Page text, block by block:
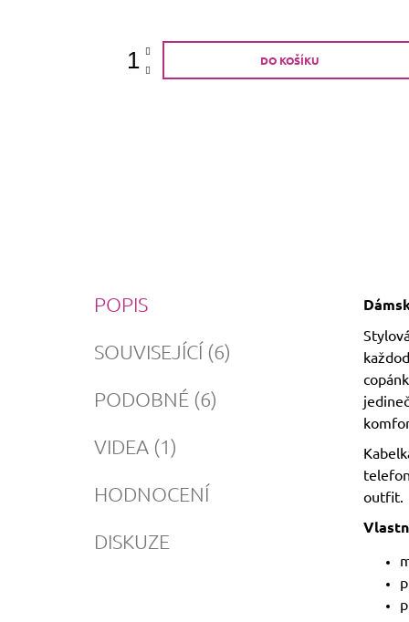
DO KOŠÍKU
POPIS
SOUVISEJÍCÍ (6)
PODOBNÉ (6)
VIDEA (1)
HODNOCENÍ
DISKUZE
C
H
T
G
P
T
P
O
V
E
D
A
:
outfit.